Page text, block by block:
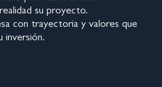
su proyecto.
con trayectoria y valores que
inversión.